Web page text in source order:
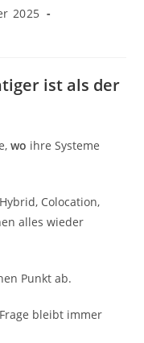
2025
ist als der
wo ihre Systeme
Colocation,
alles wieder
Punkt ab.
bleibt immer